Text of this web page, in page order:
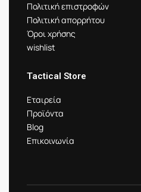
Πολιτική επιστροφών
Πολιτική απορρήτου
Όροι χρήσης
wishlist
Tactical Store
Εταιρεία
Προϊόντα
Blog
Επικοινωνία